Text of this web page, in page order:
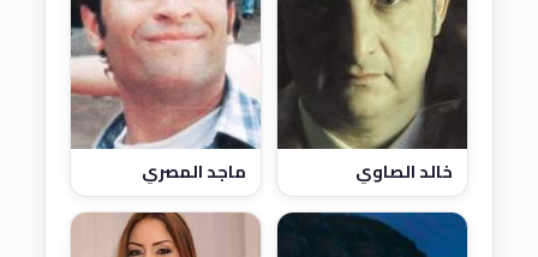
خالد الصاوي ماجد المصري